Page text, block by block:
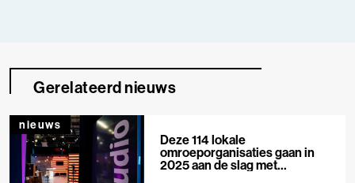
Gerelateerd nieuws
nieuws
Deze 114 lokale
omroeporganisaties gaan in
2025 aan de slag met